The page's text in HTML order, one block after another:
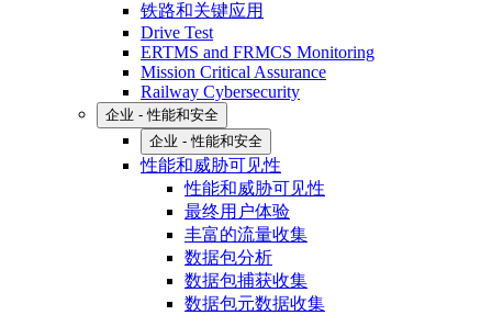
铁路和关键应用
Drive Test
ERTMS and FRMCS Monitoring
Mission Critical Assurance
Railway Cybersecurity
企业 - 性能和安全
企业 - 性能和安全
性能和威胁可见性
性能和威胁可见性
最终用户体验
丰富的流量收集
数据包分析
数据包捕获收集
数据包元数据收集